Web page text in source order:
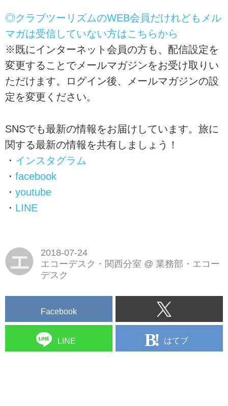
◎クラブツーリズムのWEB会員だけれどもメル
マガは受信していない方はこちらから
※既にインターネット会員の方も、配信設定を
変更することでメールマガジンをお受け取りい
ただけます。ログイン後、メールマガジンの設
定を変更ください。
SNSでも最新の情報をお届けしています。旅に
関する最新の情報を共有しましょう！
・ インスタグラム
・ facebook
・ youtube
・ LINE
エ
2018-07-24
エコーデスク・関西分室 @ 業務部・エコー
デスク
Facebook
LINE はてブ